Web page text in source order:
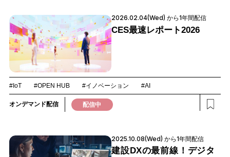
2026.02.04(Wed) から1年間配信
CES最速レポート2026
#IoT #OPEN HUB #イノベーション #AI
オンデマンド配信 配信中
2025.10.08(Wed) から1年間配信
建設DXの最前線！デジタ